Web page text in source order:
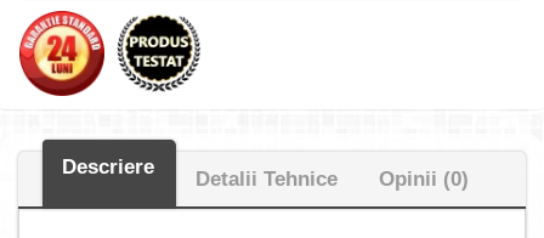
Descriere
Detalii Tehnice Opinii (0)